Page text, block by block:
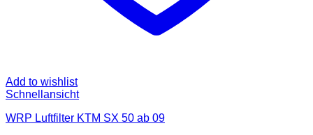
Add to wishlist
Schnellansicht
WRP Luftfilter KTM SX 50 ab 09